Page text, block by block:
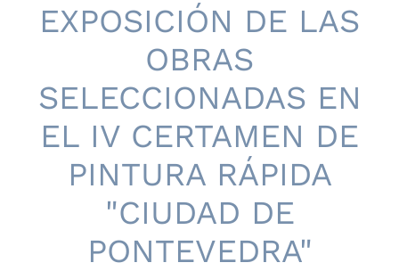
EXPOSICIÓN DE LAS
OBRAS
SELECCIONADAS EN
EL IV CERTAMEN DE
PINTURA RÁPIDA
"CIUDAD DE
PONTEVEDRA"